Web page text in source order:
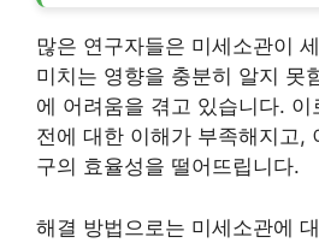
많은 연구자들은 미세소관이
미치는 영향을 충분히 알지 못
에 어려움을 겪고 있습니다. 이
전에 대한 이해가 부족해지고,
구의 효율성을 떨어뜨립니다.
해결 방법으로는 미세소관에